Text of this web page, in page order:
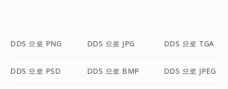
DDS 으로 PNG DDS 으로 JPG DDS 으로 TGA
DDS 으로 PSD DDS 으로 BMP DDS 으로 JPEG